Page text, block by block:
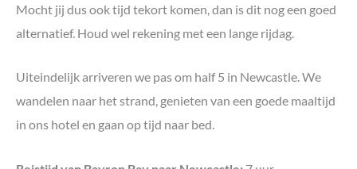
Mocht jij dus ook tijd tekort komen, dan is dit nog een goed
alternatief. Houd wel rekening met een lange rijdag.
Uiteindelijk arriveren we pas om half 5 in Newcastle. We
wandelen naar het strand, genieten van een goede maaltijd
in ons hotel en gaan op tijd naar bed.